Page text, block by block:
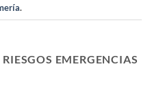
.
EMERGENCIAS